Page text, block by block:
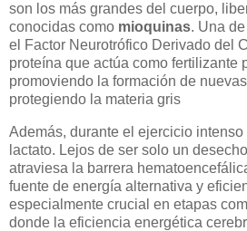
son los más grandes del cuerpo,
conocidas como mioquinas. Una
el Factor Neurotrófico Derivado del
proteína que actúa como fertilizante
promoviendo la formación de
protegiendo la materia gris
Además, durante el ejercicio
lactato. Lejos de ser solo un
atraviesa la barrera
fuente de energía alternativa y
especialmente crucial en etapas
donde la eficiencia energética